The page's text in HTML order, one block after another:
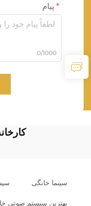
پیام
0/1000
سینما خانگی
بهترین سیستم صوتی